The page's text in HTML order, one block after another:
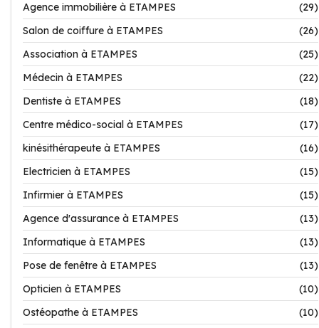
Agence immobilière à ETAMPES
(29)
Salon de coiffure à ETAMPES
(26)
Association à ETAMPES
(25)
Médecin à ETAMPES
(22)
Dentiste à ETAMPES
(18)
Centre médico-social à ETAMPES
(17)
kinésithérapeute à ETAMPES
(16)
Electricien à ETAMPES
(15)
Infirmier à ETAMPES
(15)
Agence d'assurance à ETAMPES
(13)
Informatique à ETAMPES
(13)
Pose de fenêtre à ETAMPES
(13)
Opticien à ETAMPES
(10)
Ostéopathe à ETAMPES
(10)